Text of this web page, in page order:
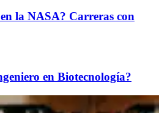
la NASA? Carreras con
en Biotecnología?